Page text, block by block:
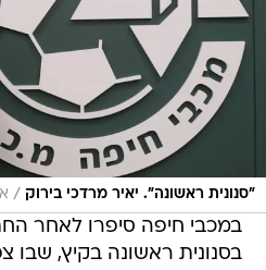
"סנונית ראשונה". יאיר מרדכי בירוק /
במכבי חיפה סיפרו לאחר
בסנונית ראשונה בקיץ, שבו